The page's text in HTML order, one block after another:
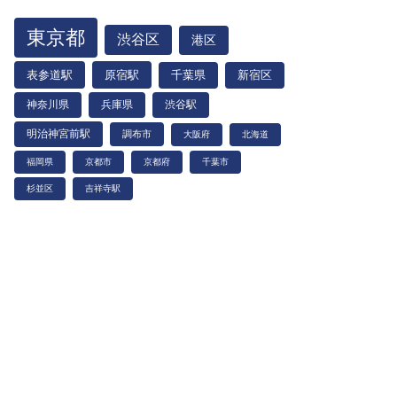
東京都 渋谷区 港区
表参道駅 原宿駅 千葉県 新宿区
神奈川県 兵庫県 渋谷駅
明治神宮前駅 調布市 大阪府 北海道
福岡県 京都市 京都府 千葉市
杉並区 吉祥寺駅